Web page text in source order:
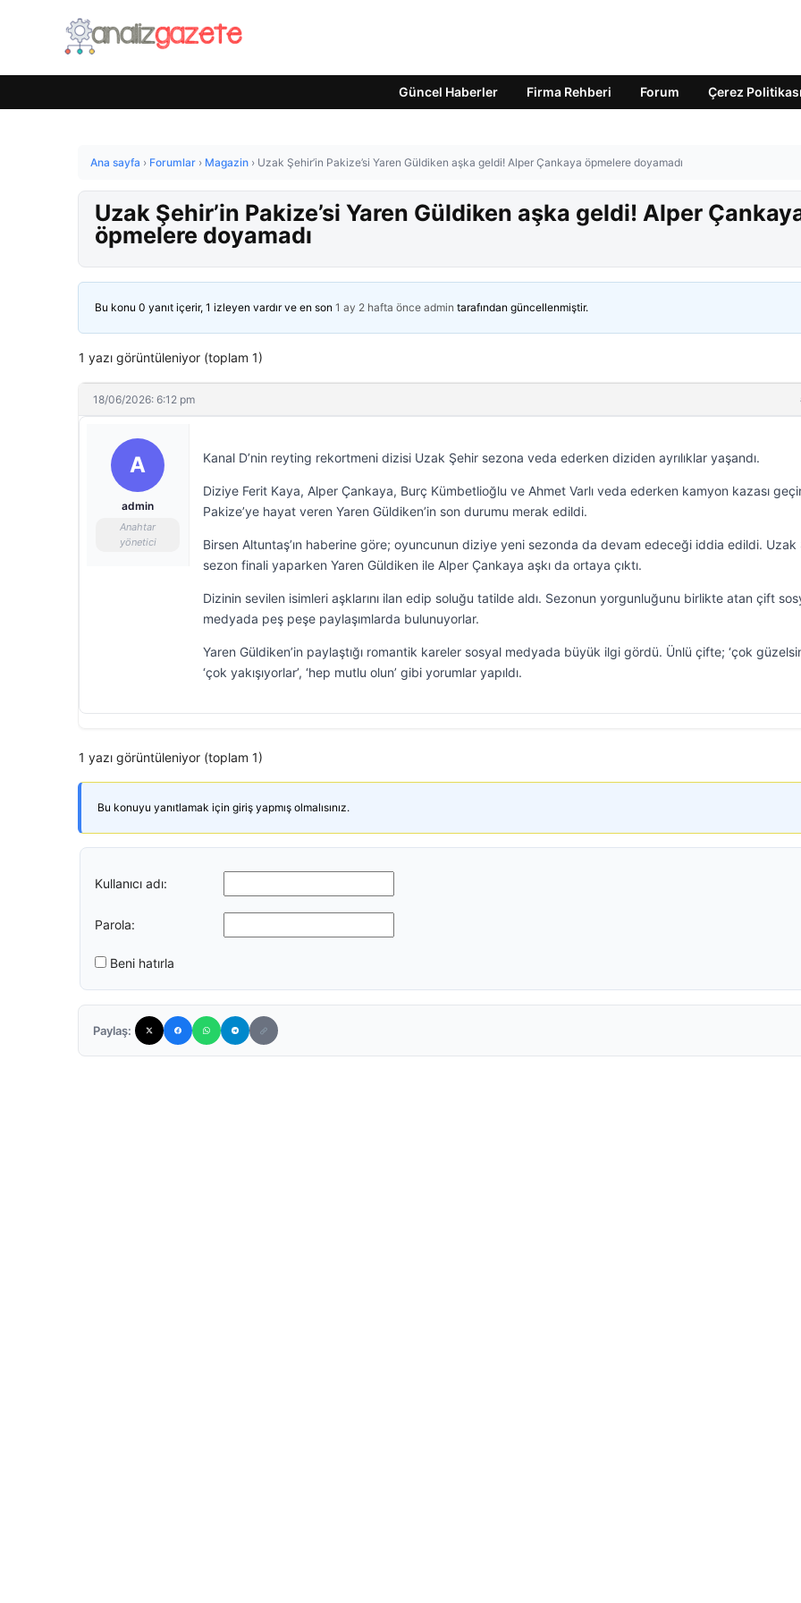
Güncel Haberler Firma Rehberi Forum Çerez Politikası
Ana sayfa › Forumlar › Magazin › Uzak Şehir’in Pakize’si Yaren Güldiken aşka geldi! Alper Çankaya öpmelere doyamadı
Uzak Şehir’in Pakize’si Yaren Güldiken aşka geldi! Alper
öpmelere doyamadı
Bu konu 0 yanıt içerir, 1 izleyen vardır ve en son 1 ay 2 hafta önce admin tarafından güncellenmiştir.
1 yazı görüntüleniyor (toplam 1)
18/06/2026: 6:12 pm
A
admin
Anahtar
yönetici
Kanal D’nin reyting rekortmeni dizisi Uzak Şehir sezona veda ederken diziden ayrılıklar yaşandı.
Diziye Ferit Kaya, Alper Çankaya, Burç Kümbetlioğlu ve Ahmet Varlı veda ederken kamyon kazası
Pakize’ye hayat veren Yaren Güldiken’in son durumu merak edildi.
Birsen Altuntaş’ın haberine göre; oyuncunun diziye yeni sezonda da devam edeceği iddia edildi. Uzak
sezon finali yaparken Yaren Güldiken ile Alper Çankaya aşkı da ortaya çıktı.
Dizinin sevilen isimleri aşklarını ilan edip soluğu tatilde aldı. Sezonun yorgunluğunu birlikte atan çift
medyada peş peşe paylaşımlarda bulunuyorlar.
Yaren Güldiken’in paylaştığı romantik kareler sosyal medyada büyük ilgi gördü. Ünlü çifte; ‘çok
‘çok yakışıyorlar’, ‘hep mutlu olun’ gibi yorumlar yapıldı.
1 yazı görüntüleniyor (toplam 1)
Bu konuyu yanıtlamak için giriş yapmış olmalısınız.
Kullanıcı adı:
Parola:
Beni hatırla
Paylaş: